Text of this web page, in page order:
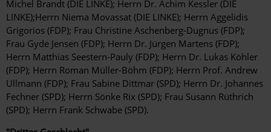
Michel Brandt (DIE LINKE); Herrn Dr. Achim Kessler (DIE
LINKE);Herrn Niema Movassat (DIE LINKE); Herrn Aggelidis
Grigorios (FDP); Frau Christine Aschenberg-Dugnus (FDP);
Frau Gyde Jensen (FDP); Herrn Dr. Jürgen Martens (FDP);
Herrn Matthias Seestern-Pauly (FDP); Herrn Dr. Lukas Köhler
(FDP); Herrn Roman Müller-Böhm (FDP); Herrn Prof. Andrew
Ullmann (FDP); Frau Sabine Dittmar (SPD); Herrn Dr. Johannes
Fechner (SPD); Herrn Sönke Rix (SPD); Frau Susann Rüthrich
(SPD); Herrn Frank Schwabe (SPD).